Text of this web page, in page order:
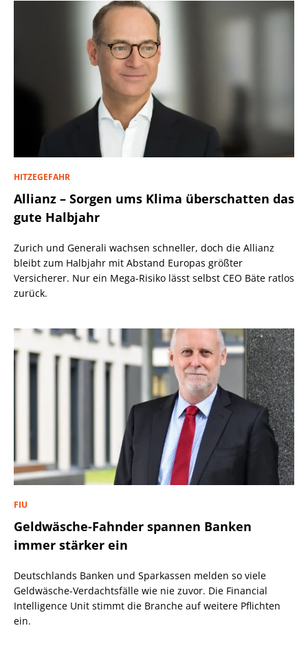
HITZEGEFAHR
Allianz – Sorgen ums Klima überschatten das
gute Halbjahr
Zurich und Generali wachsen schneller, doch die Allianz
bleibt zum Halbjahr mit Abstand Europas größter
Versicherer. Nur ein Mega-Risiko lässt selbst CEO Bäte ratlos
zurück.
FIU
Geldwäsche-Fahnder spannen Banken
immer stärker ein
Deutschlands Banken und Sparkassen melden so viele
Geldwäsche-Verdachtsfälle wie nie zuvor. Die Financial
Intelligence Unit stimmt die Branche auf weitere Pflichten
ein.